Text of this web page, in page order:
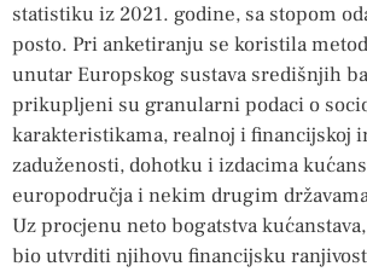
statistiku iz 2021. godine, sa stopom
posto. Pri anketiranju se koristila
unutar Europskog sustava središnjih
prikupljeni su granularni podaci o
karakteristikama, realnoj i financijskoj
zaduženosti, dohotku i izdacima
europodručja i nekim drugim
Uz procjenu neto bogatstva
bio utvrditi njihovu financijsku